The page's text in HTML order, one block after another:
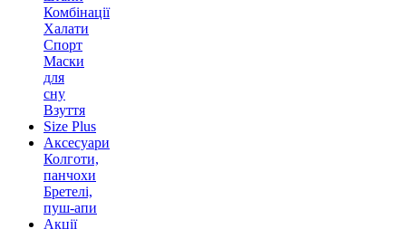
Комбінації
Халати
Спорт
Маски
для
сну
Взуття
Size Plus
Аксесуари
Колготи,
панчохи
Бретелі,
пуш-апи
Акції